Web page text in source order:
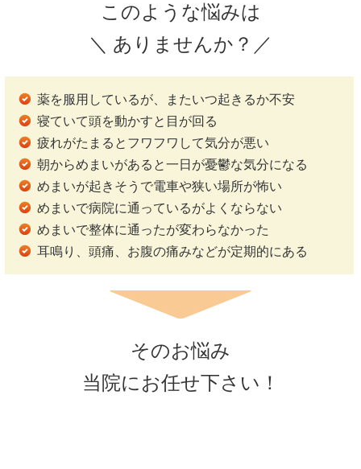
このような悩みは
＼ ありませんか？／
薬を服用しているが、またいつ起きるか不安
寝ていて頭を動かすと目が回る
疲れがたまるとフワフワして気分が悪い
朝からめまいがあると一日が憂鬱な気分になる
めまいが起きそうで電車や狭い場所が怖い
めまいで病院に通っているがよくならない
めまいで整体に通ったが変わらなかった
耳鳴り、頭痛、お腹の痛みなどが定期的にある
そのお悩み
当院にお任せ下さい！